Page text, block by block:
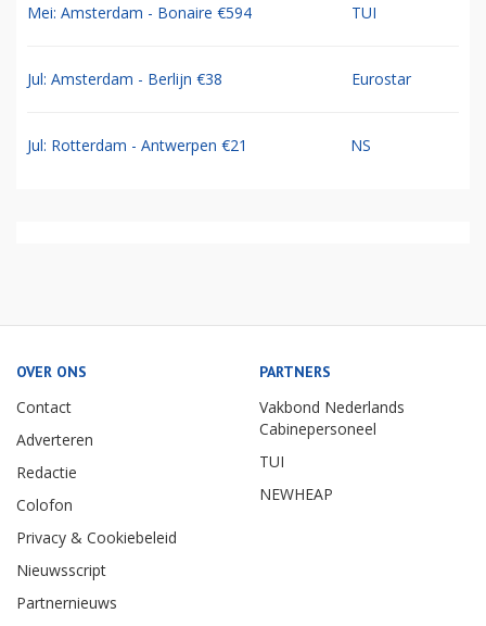
Mei: Amsterdam - Bonaire €594 TUI
Jul: Amsterdam - Berlijn €38 Eurostar
Jul: Rotterdam - Antwerpen €21 NS
OVER ONS
Contact
Adverteren
Redactie
Colofon
Privacy & Cookiebeleid
Nieuwsscript
Partnernieuws
PARTNERS
Vakbond Nederlands
Cabinepersoneel
TUI
NEWHEAP